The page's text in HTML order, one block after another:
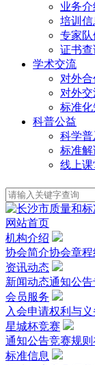
业务介
培训信
专家队
证书查
学术交流
对外
对外
标准化
科普公益
科学普
标准解
线上课
网站首页
机构介绍
协会简介协会章程
资讯动态
新闻动态通知公告
会员服务
入会申请权利与义
星城杯竞赛
通知公告竞赛规则
标准信息